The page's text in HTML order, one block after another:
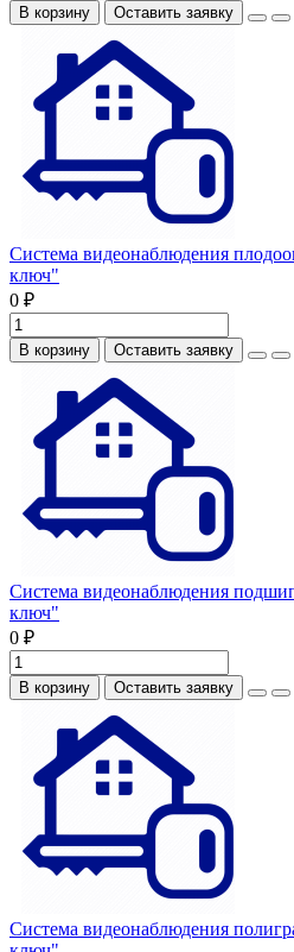
В корзину Оставить заявку
Система видеонаблюдения
ключ"
0 ₽
В корзину Оставить заявку
Система видеонаблюдения
ключ"
0 ₽
В корзину Оставить заявку
Система видеонаблюдения